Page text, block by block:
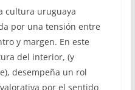
cultura uruguaya
por una tensión entre
y margen. En este
del interior, (y
desempeña un rol
por el sentido